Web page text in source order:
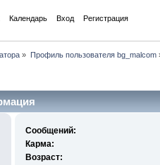
Календарь Вход Регистрация
» Профиль пользователя bg_malcom
Сообщений:
Карма:
Возраст: